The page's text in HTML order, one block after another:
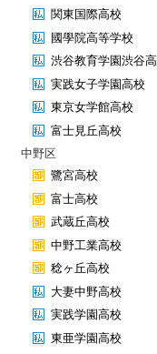
関東国際高校
國學院高等学校
渋谷教育学園渋谷
実践女子学園高校
東京女学館高校
富士見丘高校
中野区
鷺宮高校
富士高校
武蔵丘高校
中野工業高校
稔ヶ丘高校
大妻中野高校
実践学園高校
東亜学園高校